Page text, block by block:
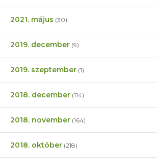
2021. május (30)
2019. december (9)
2019. szeptember (1)
2018. december (114)
2018. november (164)
2018. október (218)